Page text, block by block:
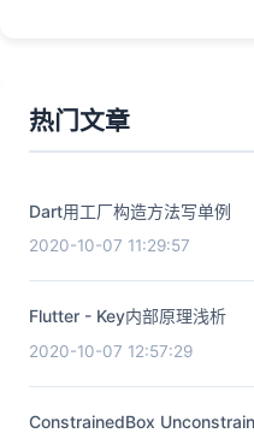
热门文章
Dart用工厂构造方法写单例
2020-10-07 11:29:57
Flutter - Key内部原理浅析
2020-10-07 12:57:29
ConstrainedBox